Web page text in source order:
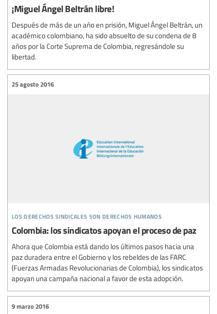
¡Miguel Ángel Beltrán libre!
Después de más de un año en prisión, Miguel Ángel Beltrán, un
académico colombiano, ha sido absuelto de su condena de 8
años por la Corte Suprema de Colombia, regresándole su
libertad.
los derechos sindicales son derechos humanos
25 agosto 2016
Colombia: los sindicatos apoyan el proceso de paz
Ahora que Colombia está dando los últimos pasos hacia una
paz duradera entre el Gobierno y los rebeldes de las FARC
(Fuerzas Armadas Revolucionarias de Colombia), los sindicatos
apoyan una campaña nacional a favor de esta adopción.
9 marzo 2016